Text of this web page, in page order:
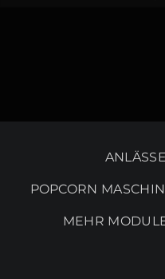
ANLÄSSE
POPCORN
MEHR